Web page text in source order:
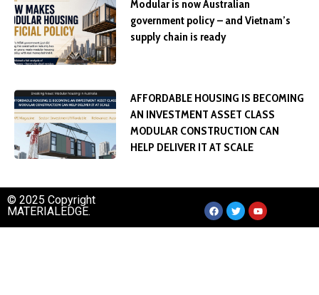
Modular is now Australian
government policy – and Vietnam’s
supply chain is ready
AFFORDABLE HOUSING IS BECOMING
AN INVESTMENT ASSET CLASS
MODULAR CONSTRUCTION CAN
HELP DELIVER IT AT SCALE
© 2025 Copyright
MATERIALEDGE.